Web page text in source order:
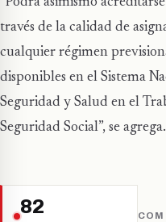
través de la calidad de
cualquier régimen
disponibles en el Sistema
Seguridad y Salud en el
Seguridad Social”, se agrega.
82